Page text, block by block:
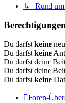
↳ Rund um
Du darfst keine
Du darfst keine
Du darfst deine
Du darfst deine
Du darfst keine
Foren-